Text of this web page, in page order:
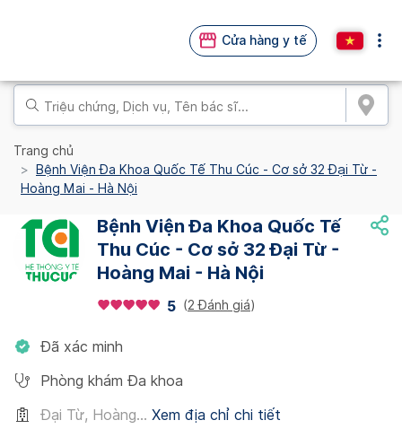
Cửa hàng y tế
Trang chủ
Bệnh Viện Đa Khoa Quốc Tế Thu Cúc - Cơ sở 32 Đại Từ -
Hoàng Mai - Hà Nội
Bệnh Viện Đa Khoa Quốc Tế
Thu Cúc - Cơ sở 32 Đại Từ -
Hoàng Mai - Hà Nội
5 (2 Đánh giá)
Đã xác minh
Phòng khám Đa khoa
Đại Từ, Hoàng... Xem địa chỉ chi tiết